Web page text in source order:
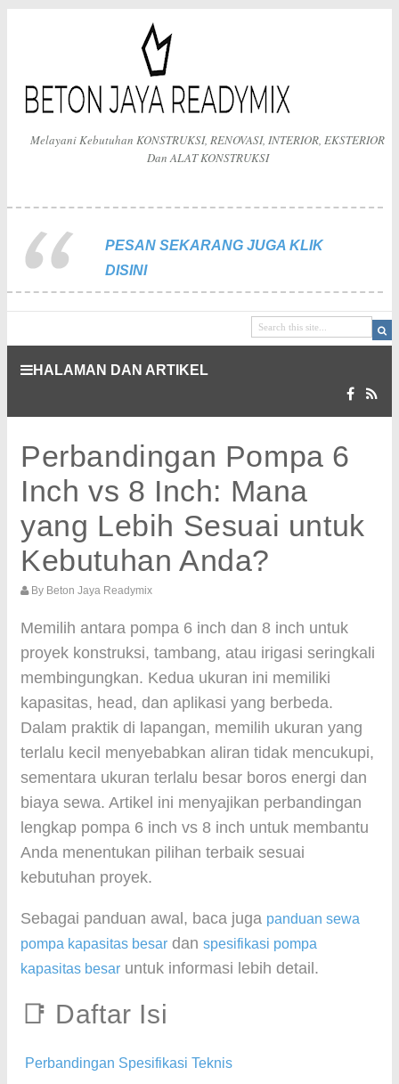
Melayani Kebutuhan KONSTRUKSI, RENOVASI, INTERIOR, EKSTERIOR
Dan ALAT KONSTRUKSI
PESAN SEKARANG JUGA KLIK
DISINI
HALAMAN DAN ARTIKEL
Perbandingan Pompa 6
Inch vs 8 Inch: Mana
yang Lebih Sesuai untuk
Kebutuhan Anda?
By Beton Jaya Readymix
Memilih antara pompa 6 inch dan 8 inch untuk
proyek konstruksi, tambang, atau irigasi seringkali
membingungkan. Kedua ukuran ini memiliki
kapasitas, head, dan aplikasi yang berbeda.
Dalam praktik di lapangan, memilih ukuran yang
terlalu kecil menyebabkan aliran tidak mencukupi,
sementara ukuran terlalu besar boros energi dan
biaya sewa. Artikel ini menyajikan perbandingan
lengkap pompa 6 inch vs 8 inch untuk membantu
Anda menentukan pilihan terbaik sesuai
kebutuhan proyek.
Sebagai panduan awal, baca juga panduan sewa
pompa kapasitas besar dan spesifikasi pompa
kapasitas besar untuk informasi lebih detail.
📑 Daftar Isi
Perbandingan Spesifikasi Teknis